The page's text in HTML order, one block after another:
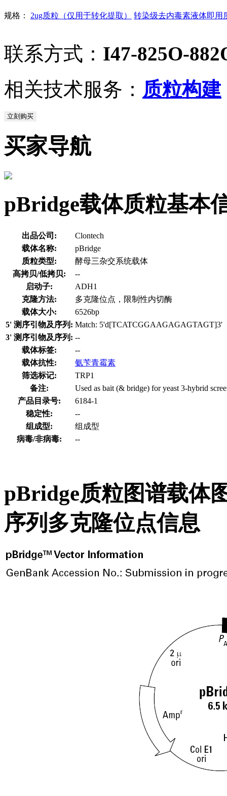
规格： 2ug质粒（仅用于转化提取） 转染级去内毒素液体即用
联系方式： I47-825O-
相关技术服务： 质粒构建
立刻购买
买家导航
pBridge载体质粒基本
出品公司:
Clontech
载体名称:
pBridge
质粒类型:
酵母三杂交系统载体
高拷贝/低拷贝:
--
启动子:
ADH1
克隆方法:
多克隆位点，限制性内切酶
载体大小:
6526bp
5' 测序引物及序列: Match: 5'd[TCATCGGAAGAGAGTAGT]3'
3' 测序引物及序列: --
载体标签:
--
载体抗性:
氨苄青霉素
筛选标记:
TRP1
备注:
Used as bait (& bridge) for yeast 3-hybrid
产品目录号:
6184-1
稳定性:
--
组成型:
组成型
病毒/非病毒:
--
pBridge质粒图谱载体
序列多克隆位点信息